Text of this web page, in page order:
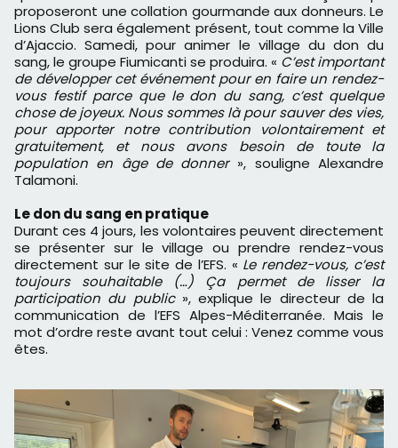
proposeront une collation gourmande aux donneurs. Le
Lions Club sera également présent, tout comme la Ville
d’Ajaccio. Samedi, pour animer le village du don du
sang, le groupe Fiumicanti se produira. « C’est important
de développer cet événement pour en faire un rendez-
vous festif parce que le don du sang, c’est quelque
chose de joyeux. Nous sommes là pour sauver des vies,
pour apporter notre contribution volontairement et
gratuitement, et nous avons besoin de toute la
population en âge de donner », souligne Alexandre
Talamoni.
Le don du sang en pratique
Durant ces 4 jours, les volontaires peuvent directement
se présenter sur le village ou prendre rendez-vous
directement sur le site de l’EFS. « Le rendez-vous, c’est
toujours souhaitable (…) Ça permet de lisser la
participation du public», explique le directeur de la
communication de l’EFS Alpes-Méditerranée. Mais le
mot d’ordre reste avant tout celui : Venez comme vous
êtes.